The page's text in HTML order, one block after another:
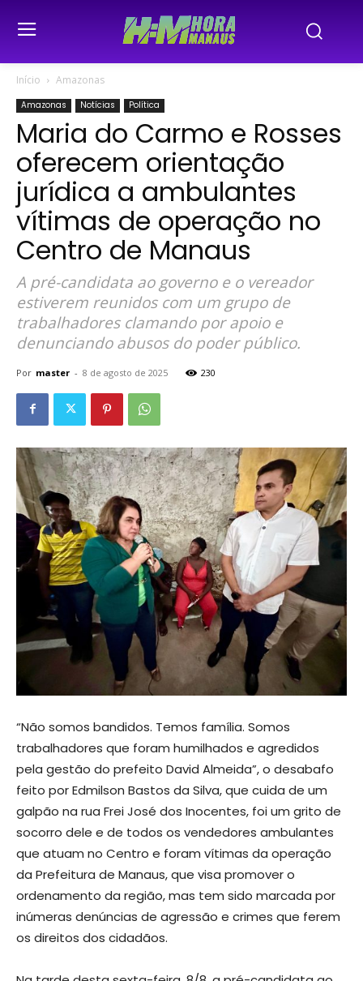
Início Amazonas
Amazonas Notícias Política
Maria do Carmo e Rosses
oferecem orientação
jurídica a ambulantes
vítimas de operação no
Centro de Manaus
A pré-candidata ao governo e o vereador
estiverem reunidos com um grupo de
trabalhadores clamando por apoio e
denunciando abusos do poder público.
Por master - 8 de agosto de 2025 230
“Não somos bandidos. Temos família. Somos
trabalhadores que foram humilhados e agredidos
pela gestão do prefeito David Almeida”, o desabafo
feito por Edmilson Bastos da Silva, que cuida de um
galpão na rua Frei José dos Inocentes, foi um grito de
socorro dele e de todos os vendedores ambulantes
que atuam no Centro e foram vítimas da operação
da Prefeitura de Manaus, que visa promover o
ordenamento da região, mas tem sido marcada por
inúmeras denúncias de agressão e crimes que ferem
os direitos dos cidadãos.